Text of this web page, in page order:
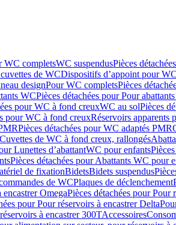
WC completsWC suspendusPièces
de WCDispositifs d’appoint pour WC
designPour WC completsPièces
WCPièces détachées pour Pour
pour WC à fond creuxWC au solPièces
pour WC à fond creuxRéservoirs apparents
Pièces détachées pour WC adaptés PMR
de WC à fond creux, rallongés
Lunettes d’abattantWC pour enfants
Pièces détachées pour Abattants WC pour
de fixationBidetsBidets suspendus
de WCPlaques de déclenchement
OmegaPièces détachées pour Pour
pour Pour réservoirs à encastrer Delta
à encastrer 300TAccessoires